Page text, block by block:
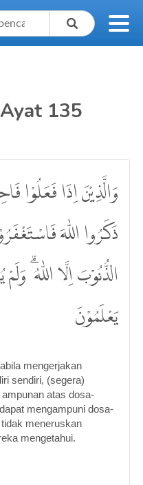
Ayat 135
وَالَّذِيْنَ اِذَا فَعَلُوْا
ذَكَرُوا اللّٰهَ
الذُّنُوْبَ اِلَّا اللّٰهُ
يَعْلَمُوْنَ
mengerjakan
sendiri, (segera)
atas dosa-
mengampuni dosa-
meneruskan
mengetahui.